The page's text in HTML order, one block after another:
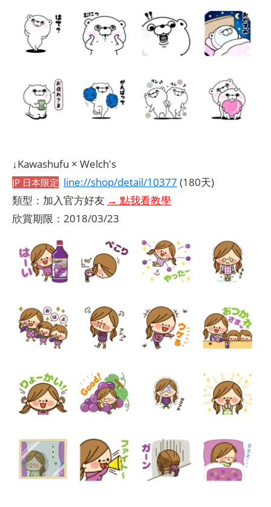
↓Kawashufu × Welch's
JP 日本限定 line://shop/detail/10377 (180天)
類型：加入官方好友 → 點我看教學
欣賞期限：2018/03/23